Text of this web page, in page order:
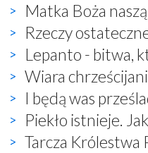
Matka Boża
Rzeczy
Lepanto - bitwa,
Wiara
I będą was
Piekło istnieje.
Tarcza Królestwa